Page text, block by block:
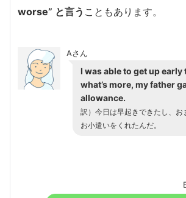
worse” と言う こともあります。
Aさん
I was able to get up early
what’s more, my father
allowance.
訳）今日は早起きできたし、お
お小遣いをくれたんだ。